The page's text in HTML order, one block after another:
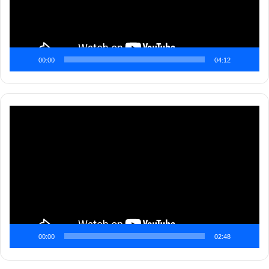
00:00 04:12
00:00 02:48